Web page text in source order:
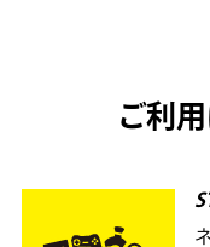
ご利